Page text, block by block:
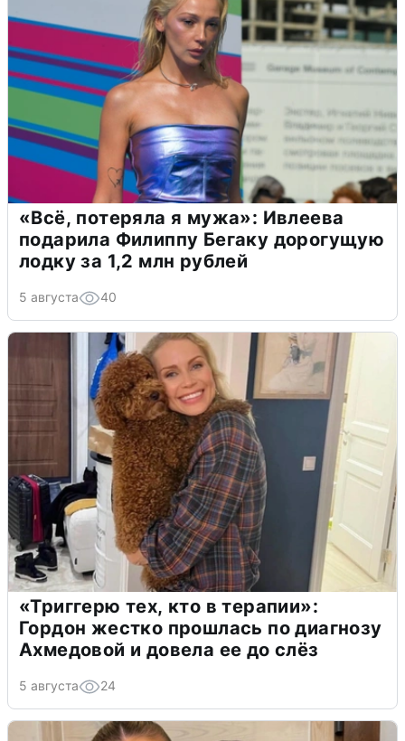
«Всё, потеряла я мужа»: Ивлеева
подарила Филиппу Бегаку дорогущую
лодку за 1,2 млн рублей
5 августа 40
«Триггерю тех, кто в терапии»:
Гордон жестко прошлась по диагнозу
Ахмедовой и довела ее до слёз
5 августа 24